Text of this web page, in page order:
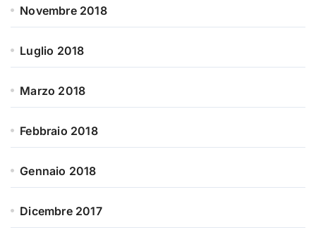
Novembre 2018
Luglio 2018
Marzo 2018
Febbraio 2018
Gennaio 2018
Dicembre 2017